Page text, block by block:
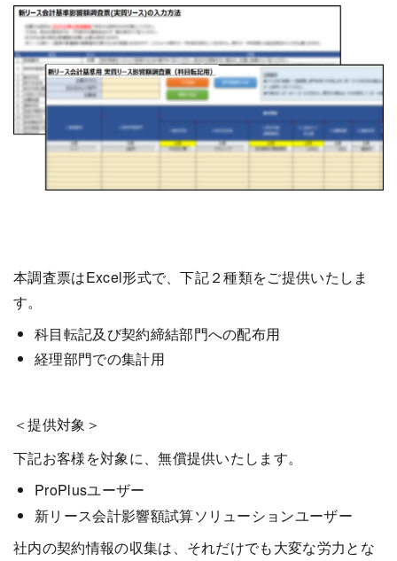
本調査票はExcel形式で、下記２種類をご提供いたしま
す。
科目転記及び契約締結部門への配布用
経理部門での集計用
＜提供対象＞
下記お客様を対象に、無償提供いたします。
ProPlusユーザー
新リース会計影響額試算ソリューションユーザー
社内の契約情報の収集は、それだけでも大変な労力とな